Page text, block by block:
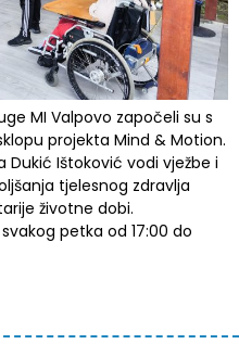
MI Valpovo započeli su s
projekta Mind & Motion.
Ištoković vodi vježbe i
tjelesnog zdravlja
životne dobi.
petka od 17:00 do